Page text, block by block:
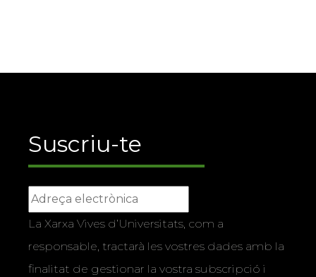
Suscriu-te
La Xarxa Vives d’Universitats, com a
responsable, tractarà les vostres dades amb la
finalitat de gestionar la vostra subscripció i